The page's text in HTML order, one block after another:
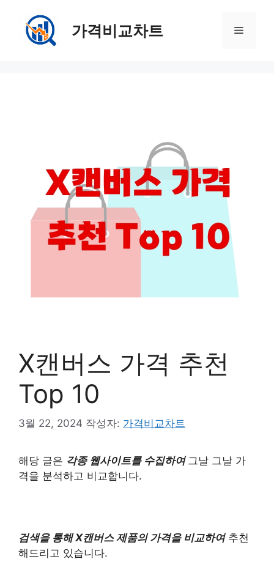
가격비교차트 메
X캔버스 가격 추천
Top 10
3월 22, 2024 작성자: 가격비교차트
해당 글은 각종 웹사이트를 수집하여 그날 그날 가
격을 분석하고 비교합니다.
검색을 통해 X캔버스 제품의 가격을 비교하여추천
해드리고 있습니다.